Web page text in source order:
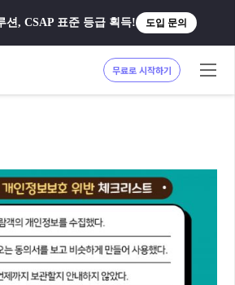
션, CSAP 표준 등급 획득! 도입 문의
무료로 시작하기